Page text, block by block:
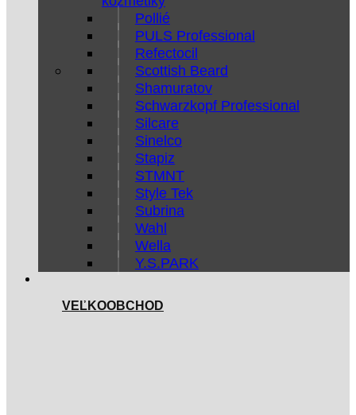
Pollié
PULS Professional
Refectocil
Scottish Beard
Shamuratov
Schwarzkopf Professional
Silcare
Sinelco
Stapiz
STMNT
Style Tek
Subrina
Wahl
Wella
Y.S.PARK
VEĽKOOBCHOD